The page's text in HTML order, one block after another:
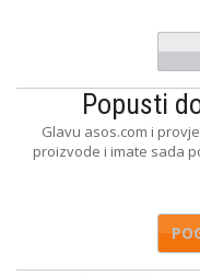
Popusti
Glavu asos.com i
proizvode i imate sada